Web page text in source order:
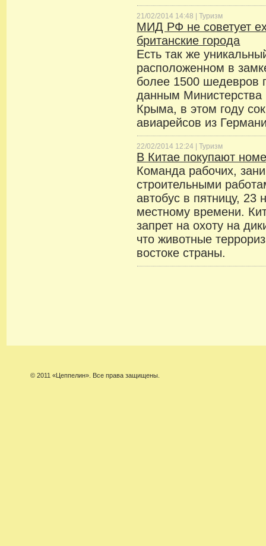
21/02/2014 14:48 |Туризм
МИД РФ не советует
британские города
Есть так же
расположенном в
более 1500 шедевров
данным Министерства
Крыма, в этом году
авиарейсов из
22/02/2014 12:24 |Туризм
В Китае покупают
Команда рабочих,
строительными
автобус в пятницу, 23
местному времени.
запрет на охоту на
что животные
востоке страны.
© 2011 «Цеппелин». Все права защищены.